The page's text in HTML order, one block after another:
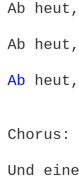
Ab
Ab
Ab
Chorus:
Und